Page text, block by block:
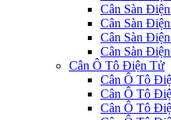
Cân Sàn
Cân Sàn
Cân Sàn
Cân Sàn
Cân Ô Tô Điện Tử
Cân Ô Tô
Cân Ô Tô
Cân Ô Tô